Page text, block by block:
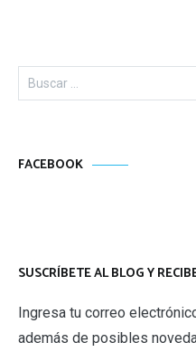
Buscar:
FACEBOOK
SUSCRÍBETE AL BLOG Y
Ingresa tu correo
además de posibles